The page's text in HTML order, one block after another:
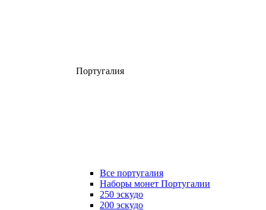
Португалия
Все португалия
Наборы монет Португалии
250 эскудо
200 эскудо